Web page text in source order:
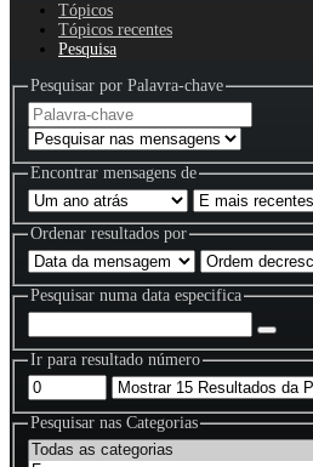
Tópicos
Tópicos recentes
Pesquisa
Pesquisar por Palavra-chave
Encontrar mensagens de
Ordenar resultados por
Pesquisar numa data especifica
Ir para resultado número
Pesquisar nas Categorias